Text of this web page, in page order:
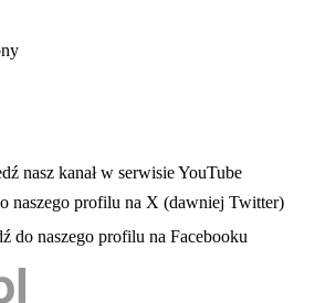
się w nowej karcie
nasz kanał w serwisie YouTube
karcie
naszego profilu na X (dawniej Twitter)
się w nowej karcie
do naszego profilu na Facebooku